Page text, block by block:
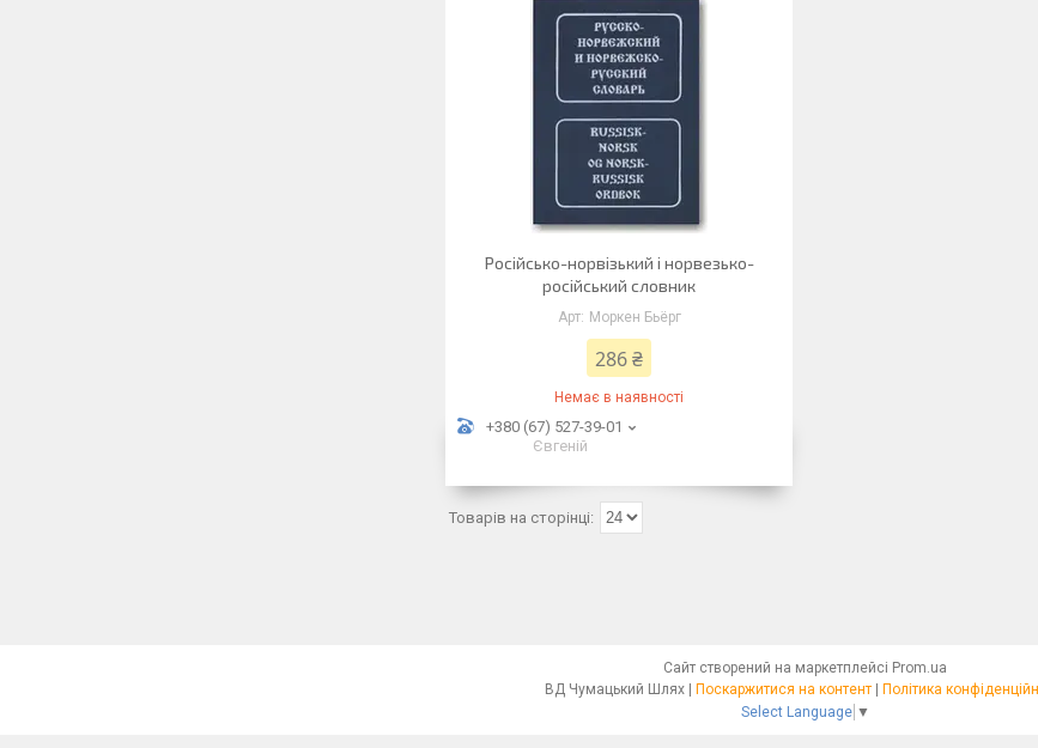
Російсько-норвізький і норвезько-
російський словник
Моркен Бьёрг
286 ₴
Немає в наявності
+380 (67) 527-39-01
Євгеній
Сайт створений на маркетплейсі Prom.ua
Поскаржитися на контент
Політика
Select Language ▼